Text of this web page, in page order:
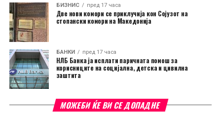
БИЗНИС пред 17 часа
Две нови комори се приклучија кон Сојузот на
стопански комори на Македонија
БАНКИ пред 17 часа
НЛБ Банка ја исплати паричната помош за
корисниците на социјална, детска и цивилна
заштита
МОЖЕБИ ЌЕ ВИ СЕ ДОПАДНЕ